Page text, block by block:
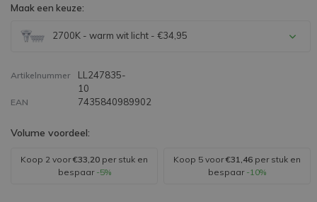
Maak een keuze:
2700K - warm wit licht - €34,95
Artikelnummer
LL247835-
10
EAN 7435840989902
Volume voordeel:
Koop 2 voor€33,20 per stuk en
bespaar -5%
Koop 5 voor€31,46 per stuk en
bespaar -10%